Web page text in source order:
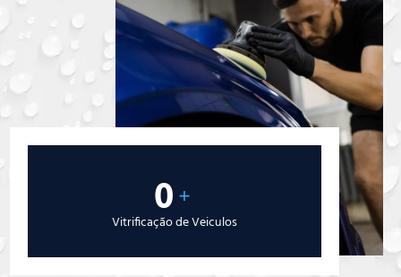
0+
Vitrificação de Veiculos